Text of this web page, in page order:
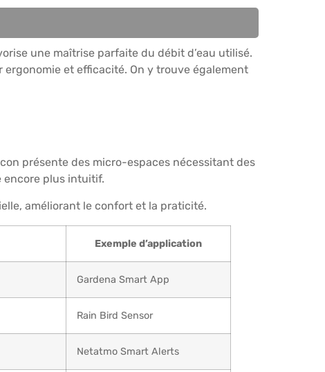
une maîtrise parfaite du débit d’eau utilisé.
et efficacité. On y trouve également
présente des micro-espaces nécessitant des
encore plus intuitif.
améliorant le confort et la praticité.
Exemple d’application
Gardena Smart App
Rain Bird Sensor
Netatmo Smart Alerts